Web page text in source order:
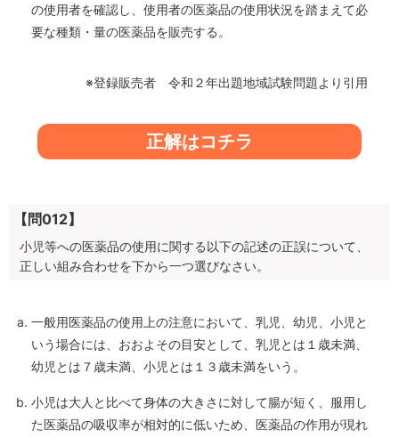
の使用者を確認し、使用者の医薬品の使用状況を踏まえて必
要な種類・量の医薬品を販売する。
※登録販売者 令和２年出題地域試験問題より引用
正解はコチラ
【問012】
小児等への医薬品の使用に関する以下の記述の正誤について、
正しい組み合わせを下から一つ選びなさい。
一般用医薬品の使用上の注意において、乳児、幼児、小児と
いう場合には、おおよその目安として、乳児とは１歳未満、
幼児とは７歳未満、小児とは１３歳未満をいう。
小児は大人と比べて身体の大きさに対して腸が短く、服用し
た医薬品の吸収率が相対的に低いため、医薬品の作用が現れ